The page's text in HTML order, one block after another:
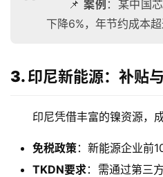
📌案例 ：某中国
下降6%，年节约成本超
3. 印尼新能源：补贴
印尼凭借丰富的镍资源，
免税政策：新能源企业前
TKDN要求：需通过第三